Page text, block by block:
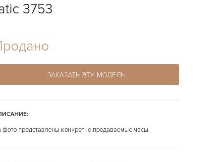
3753
ЗАКАЗАТЬ ЭТУ МОДЕЛЬ
фото представлены конкретно продаваемые часы.